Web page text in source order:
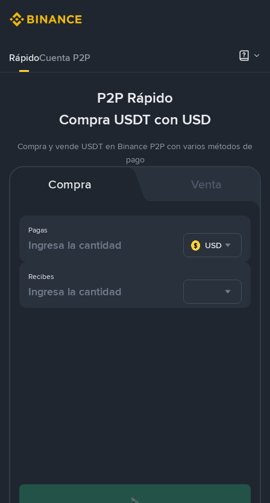
RápidoCuenta P2P
P2P Rápido
Compra USDT con USD
Compra y vende USDT en Binance P2P con varios métodos de
pago
Compra Venta
Pagas
USD
Recibes